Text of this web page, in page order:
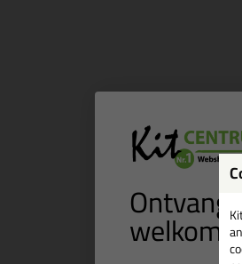
Ontvang